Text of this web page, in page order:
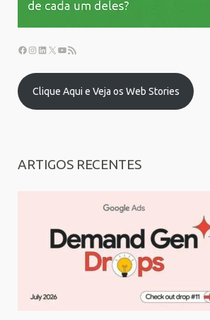
Clique Aqui e Veja os Web Stories
ARTIGOS RECENTES